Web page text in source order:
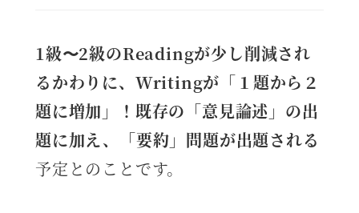
1級〜2級のReadingが少し削減され
るかわりに、Writingが「１題から２
題に増加」！ 既存の「意見論述」の出
題に加え、「要約」問題が出題される
予定とのことです。